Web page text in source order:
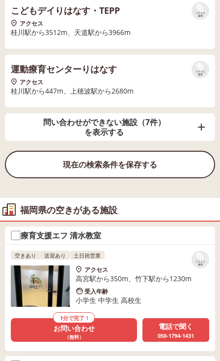
リストに
保存
こどもデイりはなす・TEPP
アクセス
桂川駅から3512m、天道駅から3966m
リストに
保存
運動療育センターりはなす
アクセス
桂川駅から447m、上穂波駅から2680m
問い合わせができない施設（7件）
を表示する
現在の検索条件を保存する
福岡県の空きがある施設
療育支援エフ 清水教室
リストに
保存
空きあり 送迎あり 土日祝営業
アクセス
高宮駅から350m、竹下駅から1230m
受入年齢
小学生 中学生 高校生
1分で完了！
お問い合わせ
（無料）
電話で聞く
050-1794-1431